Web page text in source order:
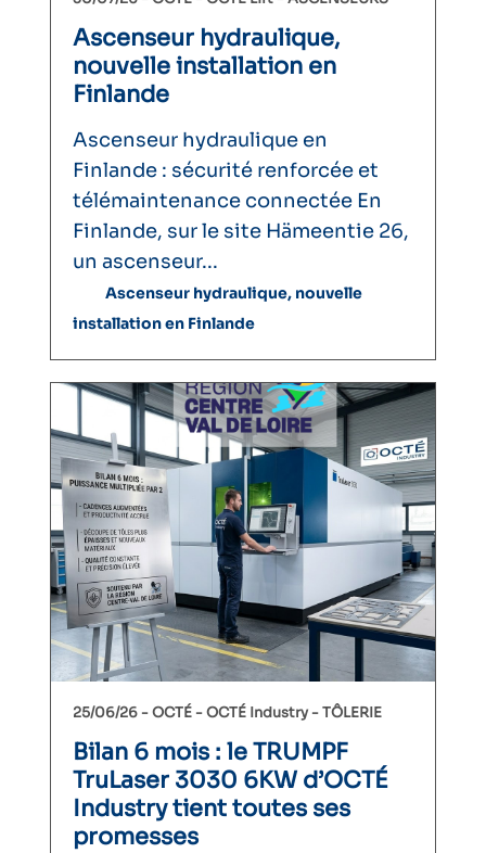
Ascenseur hydraulique,
nouvelle installation en
Finlande
Ascenseur hydraulique en
Finlande : sécurité renforcée et
télémaintenance connectée En
Finlande, sur le site Hämeentie 26,
un ascenseur...
Ascenseur hydraulique, nouvelle
installation en Finlande
25/06/26 -OCTÉ OCTÉ Industry TÔLERIE
Bilan 6 mois : le TRUMPF
TruLaser 3030 6KW d’OCTÉ
Industry tient toutes ses
promesses